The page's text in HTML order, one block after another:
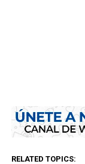
RELATED TOPICS: